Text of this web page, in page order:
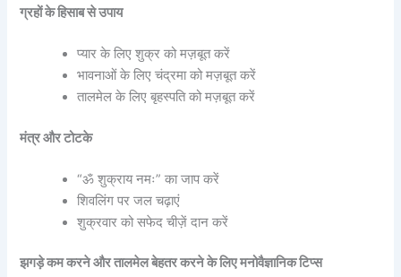
ग्रहों के हिसाब से उपाय
प्यार के लिए शुक्र को मज़बूत करें
भावनाओं के लिए चंद्रमा को मज़बूत करें
तालमेल के लिए बृहस्पति को मज़बूत करें
मंत्र और टोटके
“ॐ शुक्राय नमः” का जाप करें
शिवलिंग पर जल चढ़ाएं
शुक्रवार को सफेद चीज़ें दान करें
झगड़े कम करने और तालमेल बेहतर करने के लिए मनोवैज्ञानिक टिप्स